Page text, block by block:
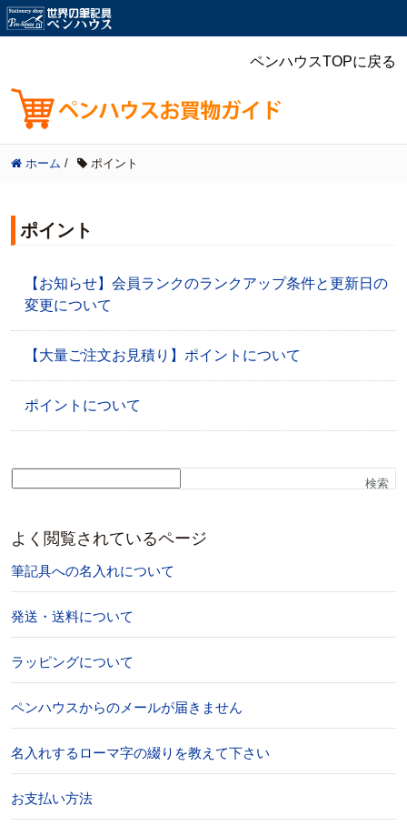
ペンハウスTOPに戻る
ホーム / ポイント
ポイント
【お知らせ】会員ランクのランクアップ条件と更新日の
変更について
【大量ご注文お見積り】ポイントについて
ポイントについて
検索
よく閲覧されているページ
筆記具への名入れについて
発送・送料について
ラッピングについて
ペンハウスからのメールが届きません
名入れするローマ字の綴りを教えて下さい
お支払い方法